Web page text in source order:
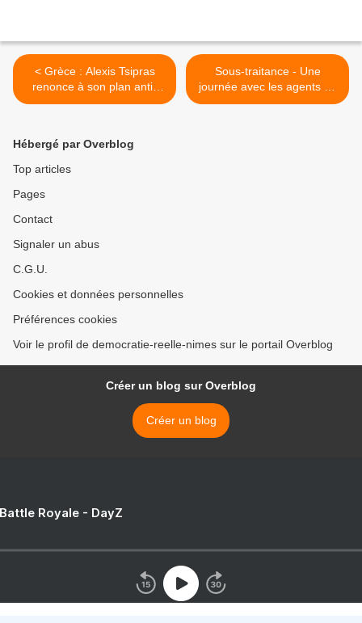
< Grèce : Alexis Tsipras
renonce à son plan anti-
austérité
Sous-traitance - Une
journée avec les agents de
nettoyage du métro, ces
Hébergé par Overblog
Top articles
Pages
Contact
Signaler un abus
C.G.U.
Cookies et données personnelles
Préférences cookies
Voir le profil de democratie-reelle-nimes sur le portail Overblog
Créer un blog sur Overblog
Créer un blog
Royale - DayZ